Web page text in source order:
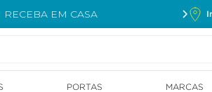
RECEBA EM CASA
PORTAS MARCAS